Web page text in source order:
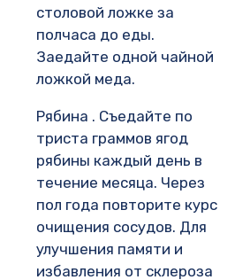
столовой ложке за
полчаса до еды.
Заедайте одной чайной
ложкой меда.
Рябина . Съедайте по
триста граммов ягод
рябины каждый день в
течение месяца. Через
пол года повторите курс
очищения сосудов. Для
улучшения памяти и
избавления от склероза